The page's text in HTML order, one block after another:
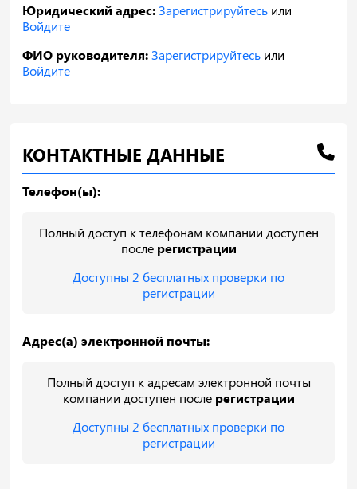
Юридический адрес:Зарегистрируйтесь или
Войдите
ФИО руководителя:Зарегистрируйтесь или
Войдите
КОНТАКТНЫЕ ДАННЫЕ
Телефон(ы):
Полный доступ к телефонам компании доступен
после регистрации
Доступны 2 бесплатных проверки по
регистрации
Адрес(а) электронной почты:
Полный доступ к адресам электронной почты
компании доступен после регистрации
Доступны 2 бесплатных проверки по
регистрации